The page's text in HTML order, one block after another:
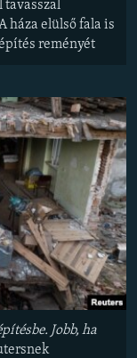
tavasszal
háza elülső fala is
reményét
Jobb, ha